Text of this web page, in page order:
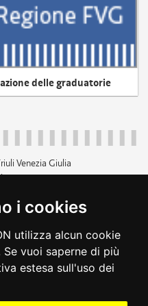
i cookies
utilizza alcun cookie
vuoi saperne di più
estesa sull'uso dei
delle graduatorie
Venezia Giulia
00526040324
trasparente
dichiarazione di
preferenze cookie